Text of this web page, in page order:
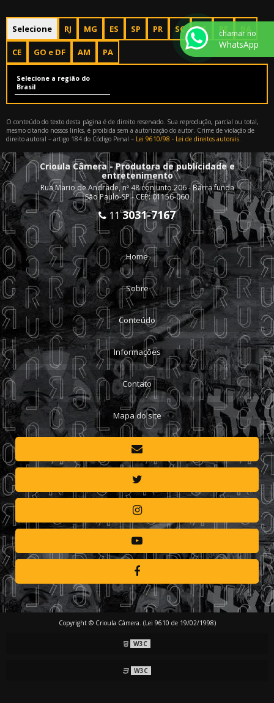
Selecione RJ MG ES SP PR SC RS PE
CE GO e DF AM PA
Selecione a região do
Brasil
O conteúdo do texto desta página é de direito reservado. Sua reprodução, parcial ou total,
mesmo citando nossos links, é proibida sem a autorização do autor. Crime de violação de
direito autoral – artigo 184 do Código Penal – Lei 9610/98 - Lei de direitos autorais.
Crioula Câmera - Produtora de publicidade e
entretenimento
Rua Mario de Andrade, nº 48 conjunto 206 - Barra funda
São Paulo-SP - CEP: 01156-060
113031-7167
Home
Sobre
Conteúdo
Informações
Contato
Mapa do site
Copyright © Crioula Câmera. (Lei 9610 de 19/02/1998)
W3C
W3C
chamar no
WhatsApp